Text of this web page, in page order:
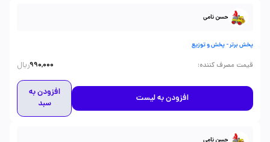
حسن نامی
پخش برتر - پخش و توزیع
قیمت مصرف کننده:
990,000ریال
افزودن به لیست
افزودن به
سبد